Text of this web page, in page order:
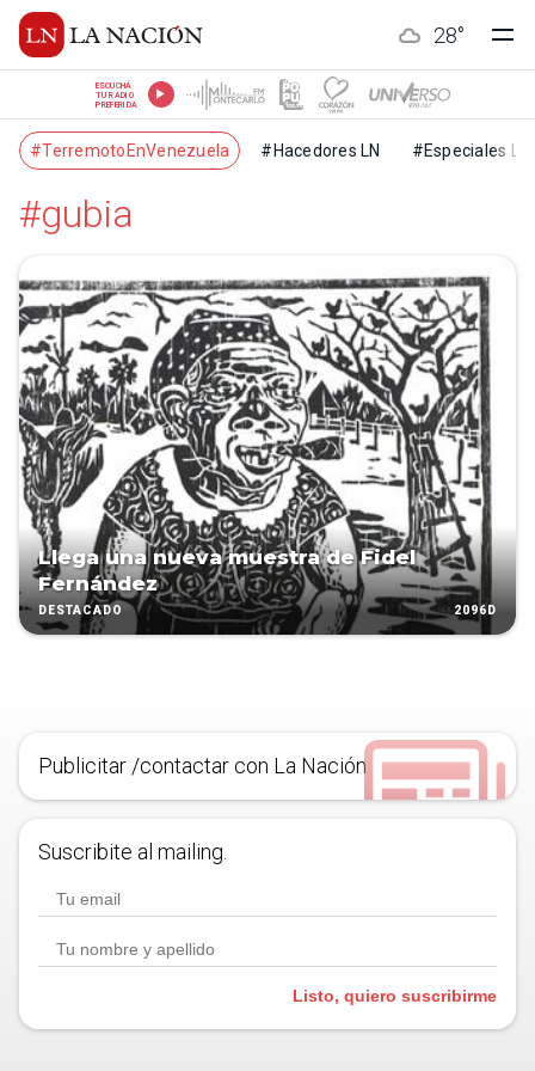
28°
ESCUCHÁ
TU RADIO
PREFERIDA
#TerremotoEnVenezuela #Hacedores LN #Especiales LN
#gubia
Llega una nueva muestra de Fidel
Fernández
DESTACADO 2096D
Publicitar /contactar con La Nación
Suscribite al mailing.
Listo, quiero suscribirme